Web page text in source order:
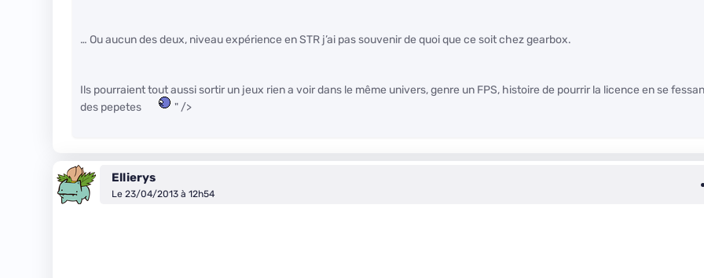
… Ou aucun des deux, niveau expérience en STR j’ai pas souvenir de quoi que ce soit chez gearbox.
Ils pourraient tout aussi sortir un jeux rien a voir dans le même univers, genre un FPS, histoire de pourrir la licence en se
des pepetes
" />
Ellierys
Le 23/04/2013 à 12h54